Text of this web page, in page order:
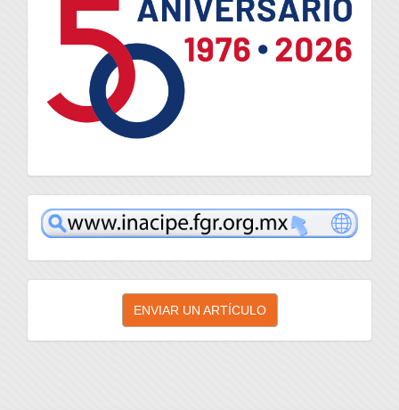
inacipe
Enviar
artículo
ENVIAR UN ARTÍCULO